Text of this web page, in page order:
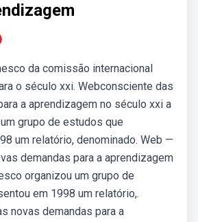
da comissão internacional
o século xxi. Webconsciente das
a aprendizagem no século xxi a
grupo de estudos que
um relatório, denominado. Web —
demandas para a aprendizagem
organizou um grupo de
em 1998 um relatório,.
novas demandas para a